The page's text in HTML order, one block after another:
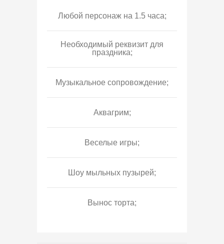
Любой персонаж на 1.5 часа;
Необходимый реквизит для
праздника;
Музыкальное сопровождение;
Аквагрим;
Веселые игры;
Шоу мыльных пузырей;
Вынос торта;